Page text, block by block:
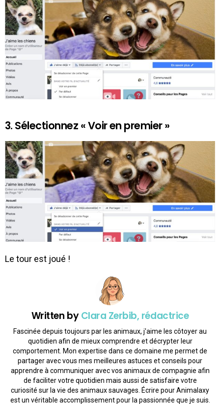
3. Sélectionnez « Voir en premier »
Le tour est joué !
Written byClara Zerbib, rédactrice
Fascinée depuis toujours par les animaux, j'aime les côtoyer au
quotidien afin de mieux comprendre et décrypter leur
comportement. Mon expertise dans ce domaine me permet de
partager avec vous mes meilleures astuces et conseils pour
apprendre à communiquer avec vos animaux de compagnie afin
de faciliter votre quotidien mais aussi de satisfaire votre
curiosité sur la vie des animaux sauvages. Écrire pour Animalaxy
est un véritable accomplissement pour la passionnée que je suis.